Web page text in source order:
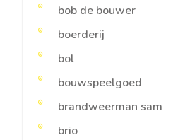
bob de bouwer
boerderij
bol
bouwspeelgoed
brandweerman sam
brio